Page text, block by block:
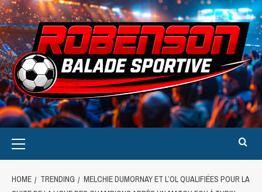
HOME TRENDING
MELCHIE DUMORNAY ET L’OL QUALIFIÉES POUR LA